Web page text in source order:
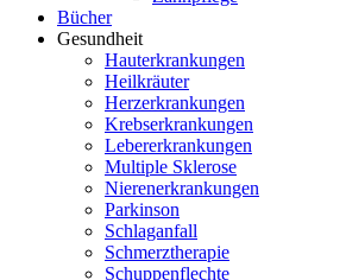
Bücher
Gesundheit
Hauterkrankungen
Heilkräuter
Herzerkrankungen
Krebserkrankungen
Lebererkrankungen
Multiple Sklerose
Nierenerkrankungen
Parkinson
Schlaganfall
Schmerztherapie
Schuppenflechte